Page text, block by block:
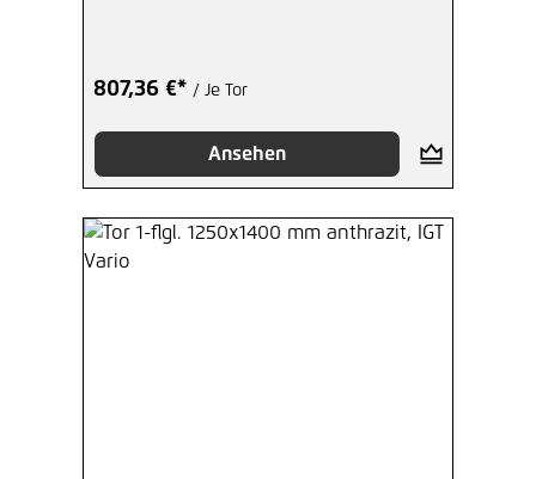
807,36 €* / Je Tor
Ansehen